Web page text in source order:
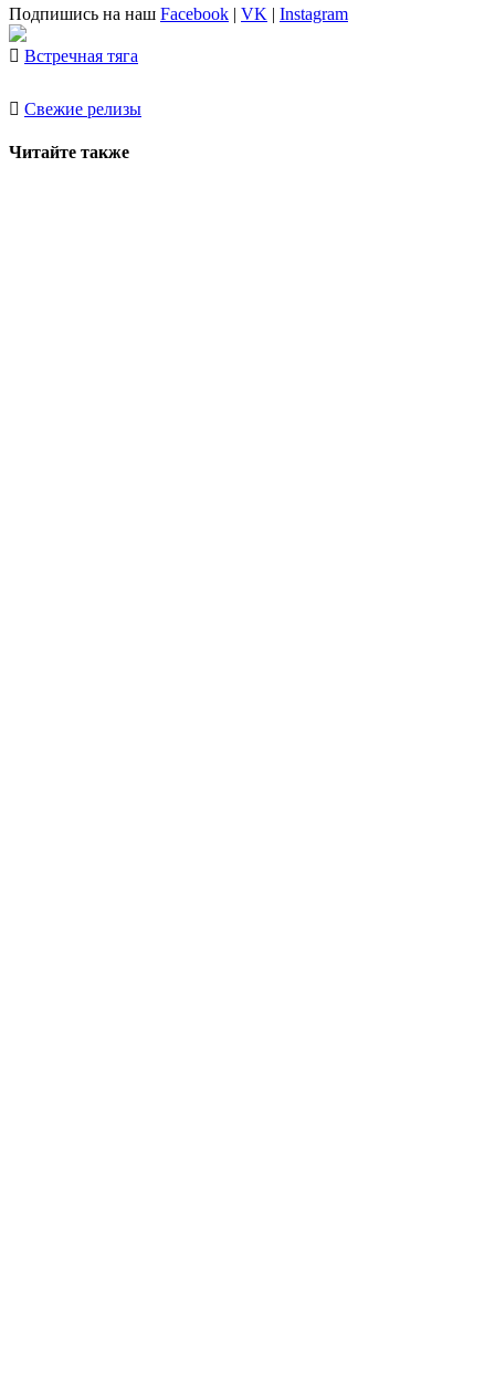
Подпишись на наш Facebook | VK | Instagram
Встречная тяга
Свежие релизы
Читайте также